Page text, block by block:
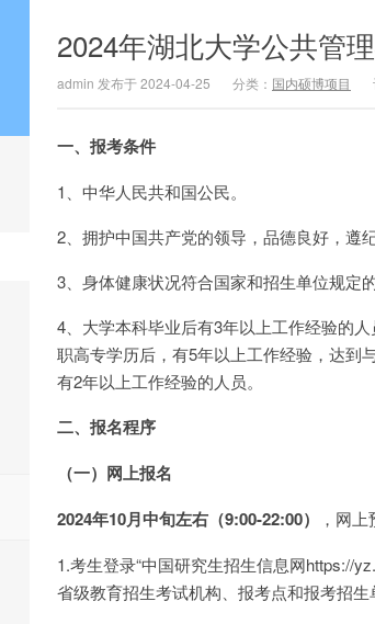
2024年湖北大学公共管
admin 发布于 2024-04-25 分类： 国内硕博项目
一、报考条件
1、中华人民共和国公民。
2、拥护中国共产党的领导，品德良好，遵纪
3、身体健康状况符合国家和招生单位规定的
4、大学本科毕业后有3年以上工作经验的
职高专学历后，有5年以上工作经验，达到
有2年以上工作经验的人员。
二、报名程序
（一）网上报名
2024年10月中旬左右（9:00-22:00）
，网
1.考生登录“中国研究生招生信息网https://
省级教育招生考试机构、报考点和报考招生